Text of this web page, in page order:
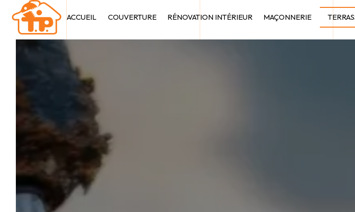
ACCUEIL COUVERTURE RÉNOVATION INTÉRIEUR MAÇONNERIE
Panneau de gestion des cookies